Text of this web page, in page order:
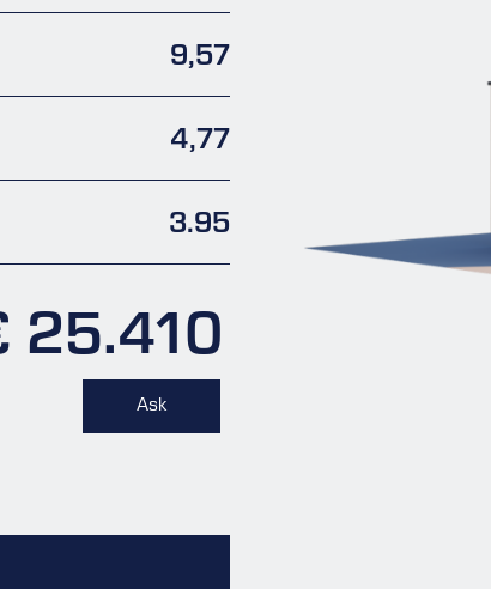
9,57
4,77
3.95
25.410
Ask